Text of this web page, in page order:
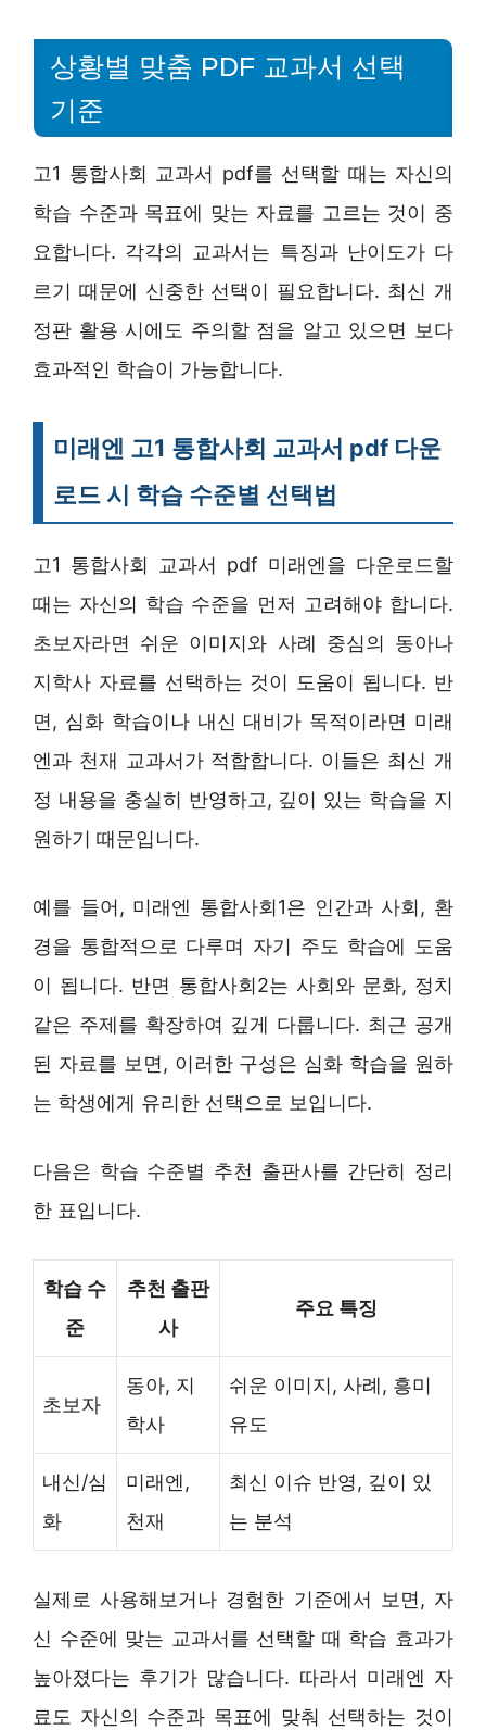
상황별 맞춤 PDF 교과서 선택
기준
고1 통합사회 교과서 pdf를 선택할 때는 자신의
학습 수준과 목표에 맞는 자료를 고르는 것이 중
요합니다. 각각의 교과서는 특징과 난이도가 다
르기 때문에 신중한 선택이 필요합니다. 최신 개
정판 활용 시에도 주의할 점을 알고 있으면 보다
효과적인 학습이 가능합니다.
미래엔 고1 통합사회 교과서 pdf 다운
로드 시 학습 수준별 선택법
고1 통합사회 교과서 pdf 미래엔을 다운로드할
때는 자신의 학습 수준을 먼저 고려해야 합니다.
초보자라면 쉬운 이미지와 사례 중심의 동아나
지학사 자료를 선택하는 것이 도움이 됩니다. 반
면, 심화 학습이나 내신 대비가 목적이라면 미래
엔과 천재 교과서가 적합합니다. 이들은 최신 개
정 내용을 충실히 반영하고, 깊이 있는 학습을 지
원하기 때문입니다.
예를 들어, 미래엔 통합사회1은 인간과 사회, 환
경을 통합적으로 다루며 자기 주도 학습에 도움
이 됩니다. 반면 통합사회2는 사회와 문화, 정치
같은 주제를 확장하여 깊게 다룹니다. 최근 공개
된 자료를 보면, 이러한 구성은 심화 학습을 원하
는 학생에게 유리한 선택으로 보입니다.
다음은 학습 수준별 추천 출판사를 간단히 정리
한 표입니다.
학습 수
준
추천 출판
사
주요 특징
초보자
동아, 지
학사
쉬운 이미지, 사례, 흥미
유도
내신/심
화
미래엔,
천재
최신 이슈 반영, 깊이 있
는 분석
실제로 사용해보거나 경험한 기준에서 보면, 자
신 수준에 맞는 교과서를 선택할 때 학습 효과가
높아졌다는 후기가 많습니다. 따라서 미래엔 자
료도 자신의 수준과 목표에 맞춰 선택하는 것이